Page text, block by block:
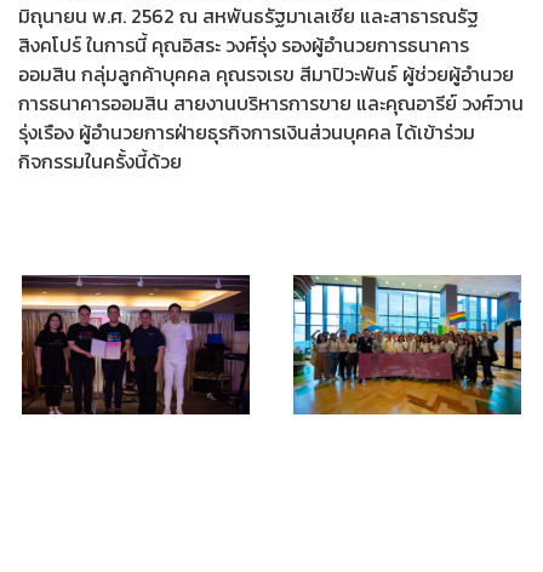
มิถุนายน พ.ศ. 2562 ณ สหพันธรัฐมาเลเซีย และสาธารณรัฐ
สิงคโปร์ ในการนี้ คุณอิสระ วงศ์รุ่ง รองผู้อำนวยการธนาคาร
ออมสิน กลุ่มลูกค้าบุคคล คุณรจเรข สีมาปิวะพันธ์ ผู้ช่วยผู้อำนวย
การธนาคารออมสิน สายงานบริหารการขาย และคุณอารีย์ วงศ์วาน
รุ่งเรือง ผู้อำนวยการฝ่ายธุรกิจการเงินส่วนบุคคล ได้เข้าร่วม
กิจกรรมในครั้งนี้ด้วย